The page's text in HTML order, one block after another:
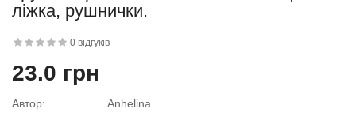
матеріал
ліжка, рушнички.
0 відгуків
23.0 грн
Автор:
Anhelina